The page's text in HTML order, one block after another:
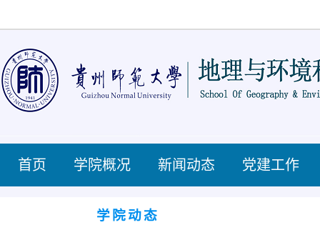
首页 学院概况 新闻动态 党建工作
学院动态